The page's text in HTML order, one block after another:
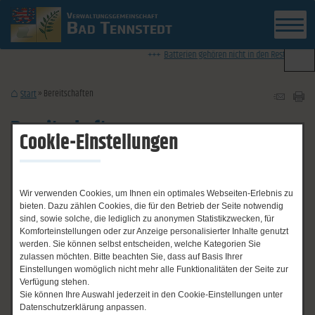
Cookie-Einstellungen
Wir verwenden Cookies, um Ihnen ein optimales Webseiten-Erlebnis zu
bieten. Dazu zählen Cookies, die für den Betrieb der Seite notwendig
sind, sowie solche, die lediglich zu anonymen Statistikzwecken, für
Komforteinstellungen oder zur Anzeige personalisierter Inhalte genutzt
werden. Sie können selbst entscheiden, welche Kategorien Sie
zulassen möchten. Bitte beachten Sie, dass auf Basis Ihrer
Einstellungen womöglich nicht mehr alle Funktionalitäten der Seite zur
Verfügung stehen.
Sie können Ihre Auswahl jederzeit in den Cookie-Einstellungen unter
Datenschutzerklärung anpassen.
News-Ticker
Batterien gehören nicht in den Restmüll -
Start Bereitschaften
Bereitschaften
Not- und Bereitschaftsdienste
Notrufe:
Polizei: 110
Feuer/ Rettungsdienst: 112